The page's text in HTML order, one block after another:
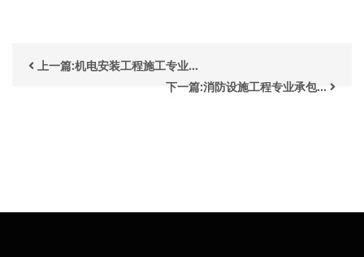
上一篇:机电安装工程施工专业...
下一篇:消防设施工程专业承包...